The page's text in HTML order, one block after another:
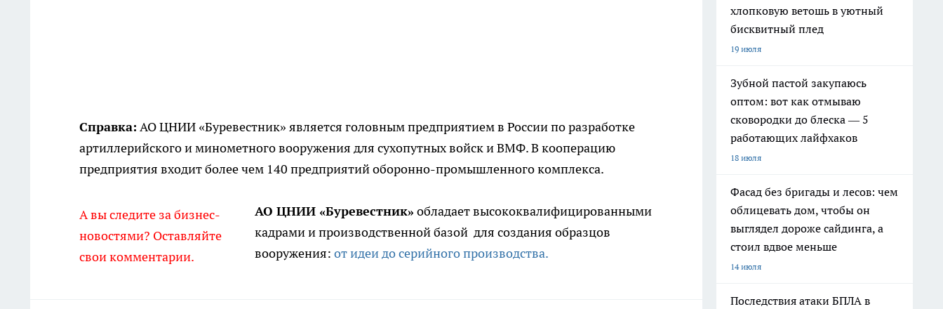
Справка: АО ЦНИИ «Буревестник» является головным предприятием в России по разработке
артиллерийского и минометного вооружения для сухопутных войск и ВМФ. В кооперацию
предприятия входит более чем 140 предприятий оборонно-промышленного комплекса.
А вы следите за бизнес-
новостями? Оставляйте
свои комментарии.
АО ЦНИИ «Буревестник» обладает высококвалифицированными
кадрами и производственной базой для создания образцов
вооружения: от идеи до серийного производства.
хлопковую ветошь в уютный
бисквитный плед
19 июля
Зубной пастой закупаюсь
оптом: вот как отмываю
сковородки до блеска — 5
работающих лайфхаков
18 июля
Фасад без бригады и лесов: чем
облицевать дом, чтобы он
выглядел дороже сайдинга, а
стоил вдвое меньше
14 июля
Последствия атаки БПЛА в